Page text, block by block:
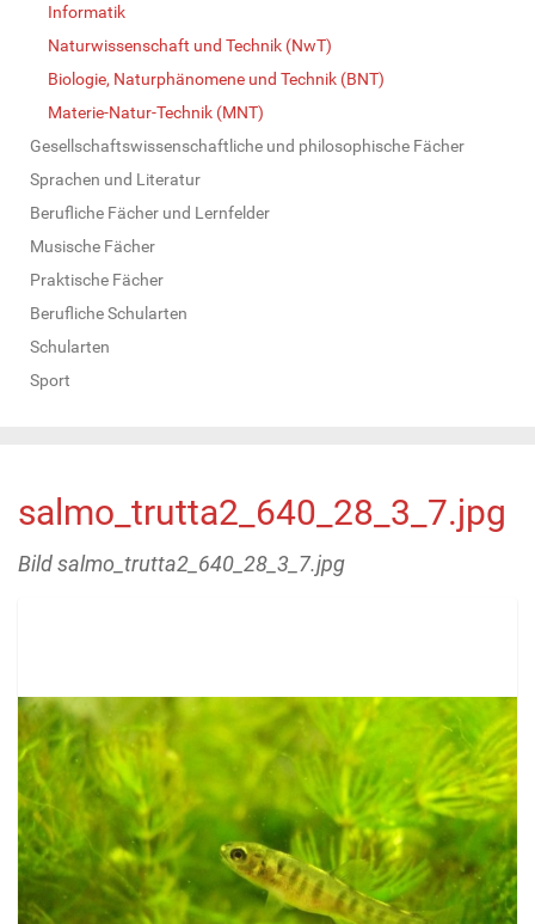
Informatik
Naturwissenschaft und Technik (NwT)
Biologie, Naturphänomene und Technik (BNT)
Materie-Natur-Technik (MNT)
Gesellschaftswissenschaftliche und philosophische Fächer
Sprachen und Literatur
Berufliche Fächer und Lernfelder
Musische Fächer
Praktische Fächer
Berufliche Schularten
Schularten
Sport
salmo_trutta2_640_28_3_7.jpg
Bild salmo_trutta2_640_28_3_7.jpg